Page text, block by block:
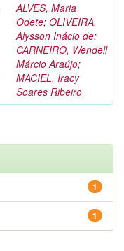
ALVES, Maria
Odete; OLIVEIRA,
Alysson Inácio de;
CARNEIRO, Wendell
Márcio Araújo;
MACIEL, Iracy
Soares Ribeiro
1
1